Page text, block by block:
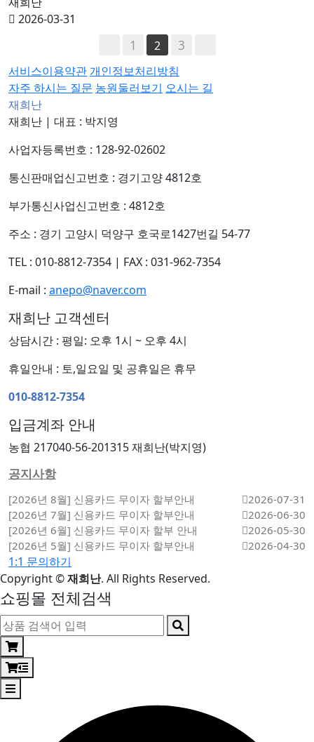
2026-03-31
1 2 3
서비스이용약관 개인정보처리방침
자주 하시는 질문 농원둘러보기 오시는 길
재희난
재희난 | 대표 : 박지영
사업자등록번호 : 128-92-02602
통신판매업신고번호 : 경기고양 4812호
부가통신사업신고번호 : 4812호
주소 : 경기 고양시 덕양구 호국로1427번길 54-77
TEL : 010-8812-7354 | FAX : 031-962-7354
E-mail : anepo@naver.com
재희난 고객센터
상담시간 : 평일: 오후 1시 ~ 오후 4시
휴일안내 : 토,일요일 및 공휴일은 휴무
010-8812-7354
입금계좌 안내
농협 217040-56-201315 재희난(박지영)
공지사항
[2026년 8월] 신용카드 무이자 할부안내
2026-07-31
[2026년 7월] 신용카드 무이자 할부안내
2026-06-30
[2026년 6월] 신용카드 무이자 할부 안내
2026-05-30
[2026년 5월] 신용카드 무이자 할부안내
2026-04-30
1:1 문의하기
Copyright©재희난. All Rights Reserved.
쇼핑몰 전체검색